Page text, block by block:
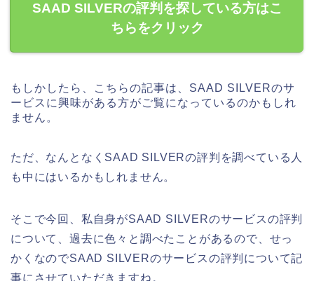
SAAD SILVERの評判を探している方はこ
ちらをクリック
もしかしたら、こちらの記事は、SAAD SILVERのサ
ービスに興味がある方がご覧になっているのかもしれ
ません。
ただ、なんとなくSAAD SILVERの評判を調べている人
も中にはいるかもしれません。
そこで今回、私自身がSAAD SILVERのサービスの評判
について、過去に色々と調べたことがあるので、せっ
かくなのでSAAD SILVERのサービスの評判について記
事にさせていただきますね。